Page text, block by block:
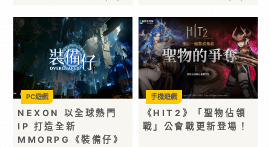
NEXON 以全球熱門
IP 打造全新
MMORPG《裝備仔》
PC遊戲
《HIT2》「聖物佔領
戰」公會戰更新登場！
手機遊戲